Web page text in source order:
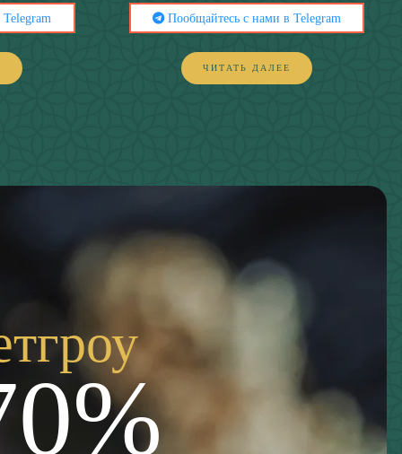
Пообщайтесь с нами в Telegram
ЧИТАТЬ ДАЛЕЕ